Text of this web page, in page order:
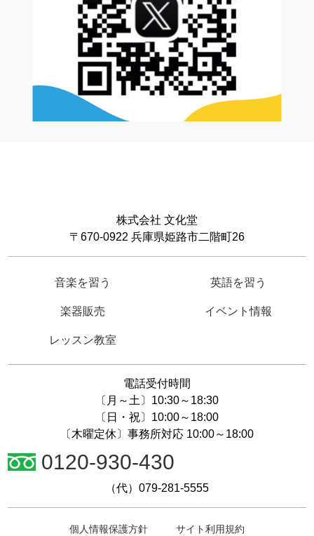
株式会社 文化堂
〒670-0922 兵庫県姫路市二階町26
音楽を習う 英語を習う
楽器販売 イベント情報
レッスン教室
電話受付時間
〔月～土〕10:30～18:30
〔日・祝〕10:00～18:00
〔木曜定休〕事務所対応 10:00～18:00
0120-930-430
（代）079-281-5555
個人情報保護方針 サイト利用規約